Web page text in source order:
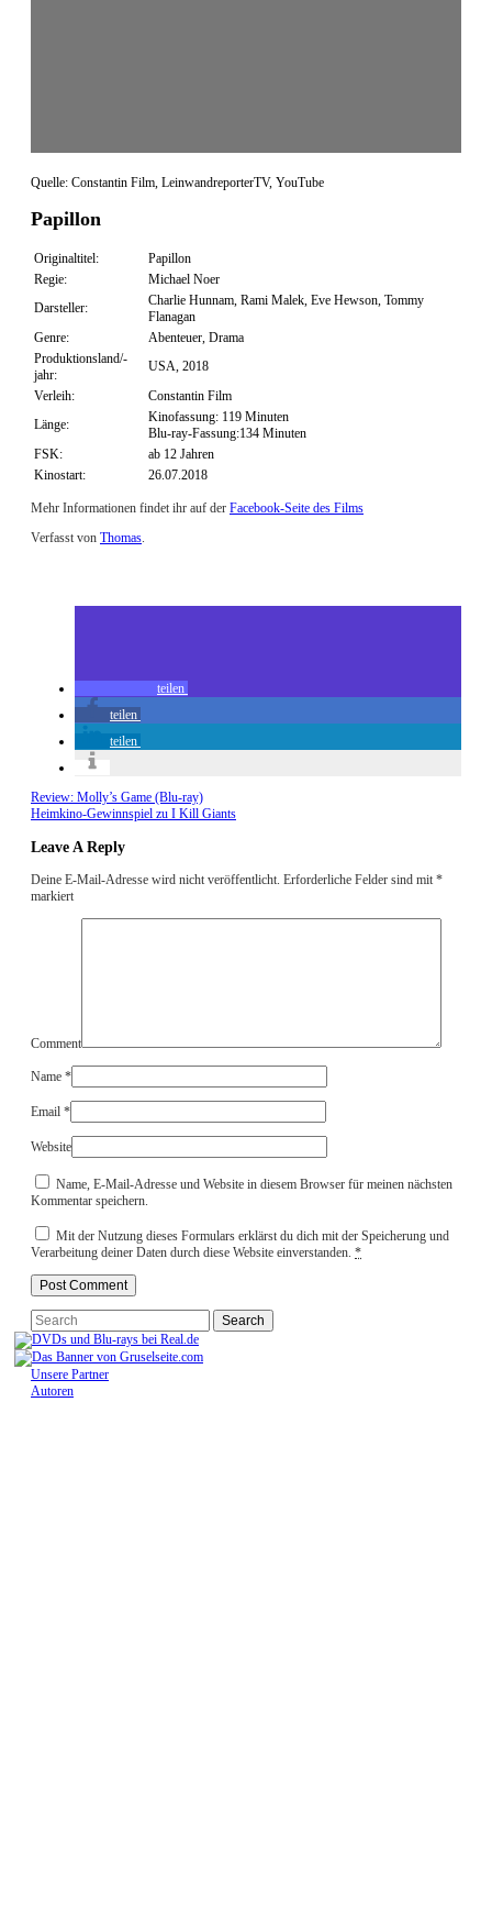
Quelle: Constantin Film, LeinwandreporterTV, YouTube
Papillon
Originaltitel:
Papillon
Regie:
Michael Noer
Darsteller:
Charlie Hunnam, Rami Malek, Eve Hewson, Tommy
Flanagan
Genre:
Abenteuer, Drama
Produktionsland/-
jahr:
USA, 2018
Verleih:
Constantin Film
Länge:
Kinofassung: 119 Minuten
Blu-ray-Fassung:134 Minuten
FSK:
ab 12 Jahren
Kinostart:
26.07.2018
Mehr Informationen findet ihr auf der Facebook-Seite des Films
Verfasst von Thomas
teilen
teilen
teilen
Review: Molly’s Game (Blu-ray)
Heimkino-Gewinnspiel zu I Kill Giants
Leave A Reply
Deine E-Mail-Adresse wird nicht veröffentlicht. Erforderliche Felder sind mit *
markiert
Comment
Name *
Email *
Website
Name, E-Mail-Adresse und Website in diesem Browser für meinen nächsten
Kommentar speichern.
Mit der Nutzung dieses Formulars erklärst du dich mit der Speicherung und
Verarbeitung deiner Daten durch diese Website einverstanden. *
Unsere Partner
Autoren